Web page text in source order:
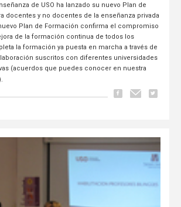
de USO ha lanzado su nuevo Plan de
docentes y no docentes de la enseñanza privada
Plan de Formación confirma el compromiso
de la formación continua de todos los
la formación ya puesta en marcha a través de
suscritos con diferentes universidades
(acuerdos que puedes conocer en nuestra